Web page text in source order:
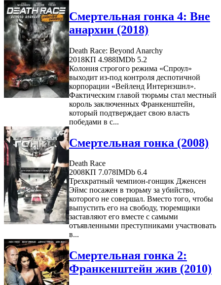
Смертельная гонка 4: Вне
анархии (2018)
Death Race: Beyond Anarchy
2018КП 4.988IMDb 5.2
Колония строгого режима «Спроул»
выходит из-под контроля деспотичной
корпорации «Вейленд Интернэшнл».
Фактическим главой тюрьмы стал местный
король заключенных Франкенштейн,
который подтверждает свою власть
победами в с...
Смертельная гонка (2008)
Death Race
2008КП 7.078IMDb 6.4
Трехкратный чемпион-гонщик Дженсен
Эймс посажен в тюрьму за убийство,
которого не совершал. Вместо того, чтобы
выпустить его на свободу, тюремщики
заставляют его вместе с самыми
отъявленными преступниками участвовать
в...
Смертельная гонка 2:
Франкенштейн жив (2010)